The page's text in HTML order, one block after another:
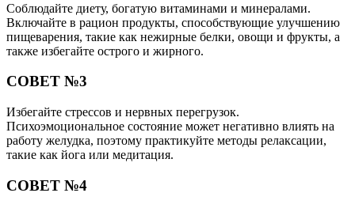
Соблюдайте диету, богатую витаминами и минералами.
Включайте в рацион продукты, способствующие улучшению
пищеварения, такие как нежирные белки, овощи и фрукты, а
также избегайте острого и жирного.
СОВЕТ №3
Избегайте стрессов и нервных перегрузок.
Психоэмоциональное состояние может негативно влиять на
работу желудка, поэтому практикуйте методы релаксации,
такие как йога или медитация.
СОВЕТ №4